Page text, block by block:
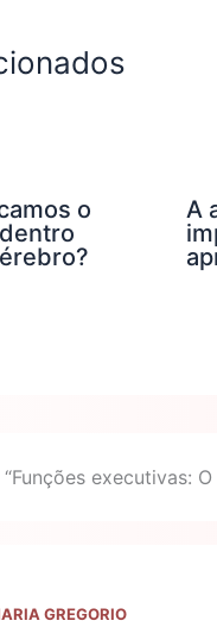
o
A
executivas: O
GREGORIO